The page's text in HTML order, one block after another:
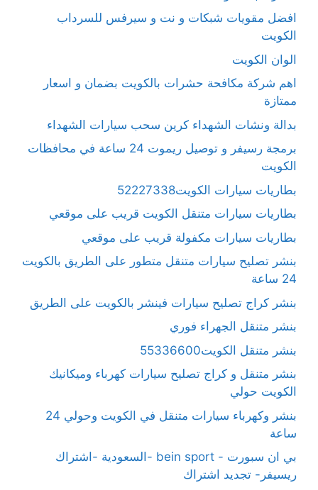
افضل مقويات شبكات و نت و سيرفس للسرداب
الكويت
الوان الكويت
اهم شركة مكافحة حشرات بالكويت بضمان و اسعار
ممتازة
بدالة ونشات الشهداء كرين سحب سيارات الشهداء
برمجة رسيفر و توصيل ريموت 24 ساعة في محافظات
الكويت
بطاريات سيارات الكويت52227338
بطاريات سيارات متنقل الكويت قريب على موقعي
بطاريات سيارات مكفولة قريب على موقعي
بنشر تصليح سيارات متنقل متطور على الطريق بالكويت
24 ساعة
بنشر كراج تصليح سيارات فينشر بالكويت على الطريق
بنشر متنقل الجهراء فوري
بنشر متنقل الكويت55336600
بنشر متنقل و كراج تصليح سيارات كهرباء وميكانيك
الكويت حولي
بنشر وكهرباء سيارات متنقل في الكويت وحولي 24
ساعة
بي ان سبورت - bein sport -السعودية -اشتراك
ريسيفر- تجديد اشتراك